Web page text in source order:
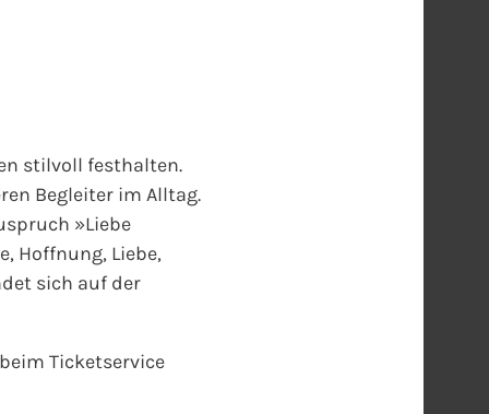
stilvoll festhalten.
Begleiter im Alltag.
»Liebe
Hoffnung, Liebe,
sich auf der
Ticketservice